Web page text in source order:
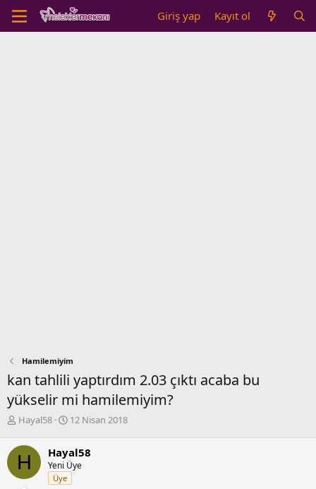
Giriş yap Kayıt ol
Hamilemiyim
kan tahlili yaptırdım 2.03 çıktı acaba bu
yükselir mi hamilemiyim?
K
n
b
u
y
Hayal58
B
l
a
n
12 Nisan 2018
H Hayal58
Yeni Üye
Üye